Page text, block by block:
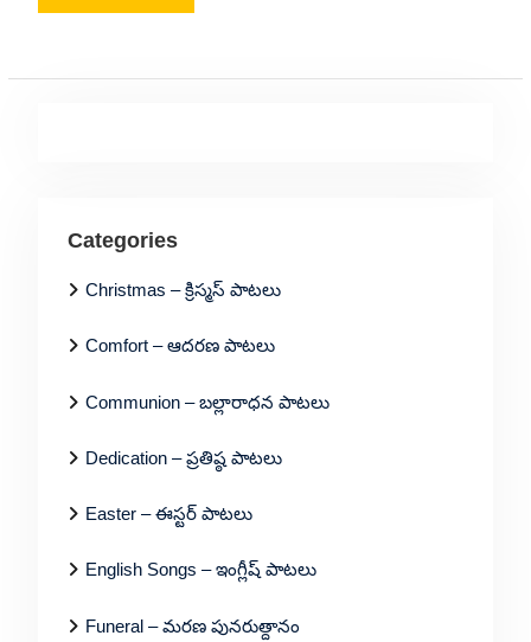
Categories
Christmas – క్రిస్మస్ పాటలు
Comfort – ఆదరణ పాటలు
Communion – బల్లారాధన పాటలు
Dedication – ప్రతిష్ఠ పాటలు
Easter – ఈస్టర్ పాటలు
English Songs – ఇంగ్లీష్ పాటలు
Funeral – మరణ పునరుత్దానం